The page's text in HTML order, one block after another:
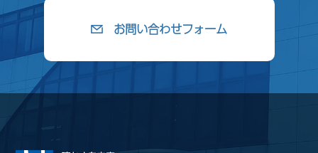
お問い合わせフォーム